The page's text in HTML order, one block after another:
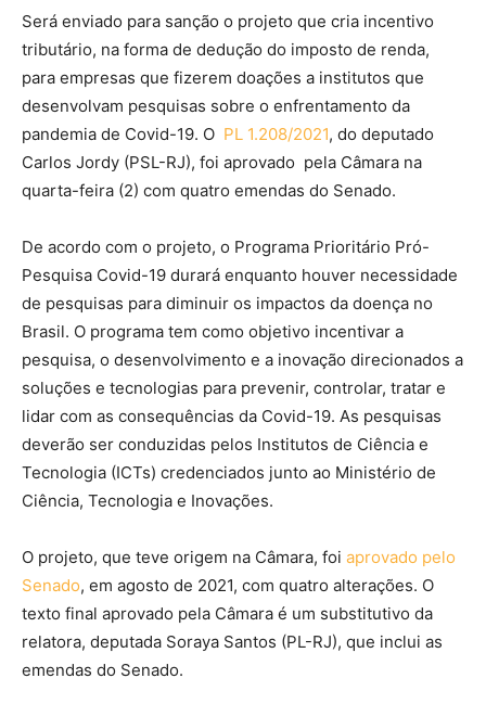
Será enviado para sanção o projeto que cria incentivo
tributário, na forma de dedução do imposto de renda,
para empresas que fizerem doações a institutos que
desenvolvam pesquisas sobre o enfrentamento da
pandemia de Covid-19. O PL 1.208/2021, do deputado
Carlos Jordy (PSL-RJ), foi aprovado pela Câmara na
quarta-feira (2) com quatro emendas do Senado.
De acordo com o projeto, o Programa Prioritário Pró-
Pesquisa Covid-19 durará enquanto houver necessidade
de pesquisas para diminuir os impactos da doença no
Brasil. O programa tem como objetivo incentivar a
pesquisa, o desenvolvimento e a inovação direcionados a
soluções e tecnologias para prevenir, controlar, tratar e
lidar com as consequências da Covid-19. As pesquisas
deverão ser conduzidas pelos Institutos de Ciência e
Tecnologia (ICTs) credenciados junto ao Ministério de
Ciência, Tecnologia e Inovações.
O projeto, que teve origem na Câmara, foi aprovado pelo
Senado, em agosto de 2021, com quatro alterações. O
texto final aprovado pela Câmara é um substitutivo da
relatora, deputada Soraya Santos (PL-RJ), que inclui as
emendas do Senado.